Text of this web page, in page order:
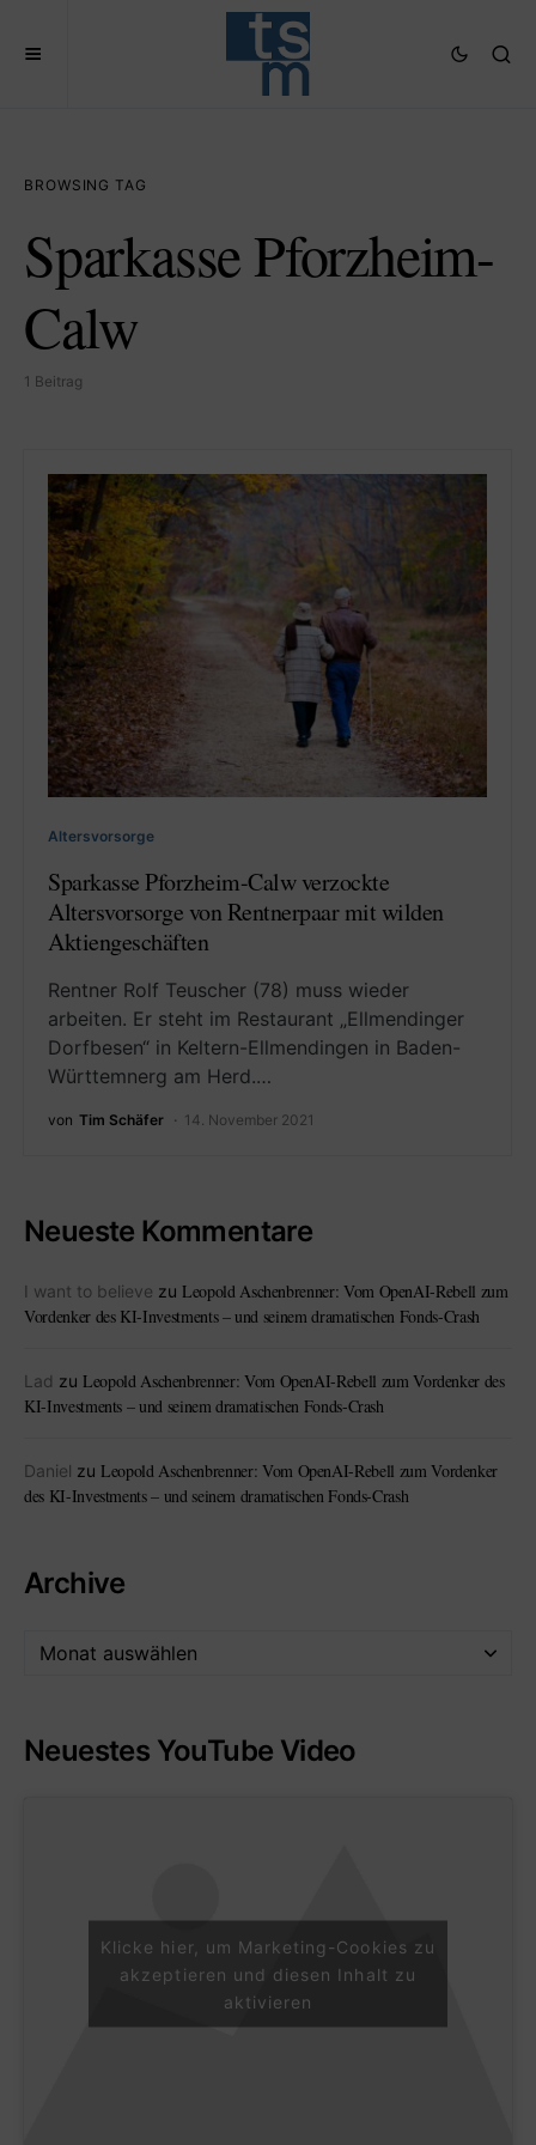
BROWSING TAG
Sparkasse Pforzheim-
Calw
1 Beitrag
Altersvorsorge
Sparkasse Pforzheim-Calw verzockte
Altersvorsorge von Rentnerpaar mit wilden
Aktiengeschäften
Rentner Rolf Teuscher (78) muss wieder
arbeiten. Er steht im Restaurant „Ellmendinger
Dorfbesen“ in Keltern-Ellmendingen in Baden-
Württemnerg am Herd.…
von Tim Schäfer 14. November 2021
Neueste Kommentare
I want to believe zu Leopold Aschenbrenner: Vom OpenAI-Rebell zum
Vordenker des KI-Investments – und seinem dramatischen Fonds-Crash
Lad zu Leopold Aschenbrenner: Vom OpenAI-Rebell zum Vordenker des
KI-Investments – und seinem dramatischen Fonds-Crash
Daniel zu Leopold Aschenbrenner: Vom OpenAI-Rebell zum Vordenker
des KI-Investments – und seinem dramatischen Fonds-Crash
Archive
Neuestes YouTube Video
Klicke hier, um Marketing-Cookies zu
akzeptieren und diesen Inhalt zu
aktivieren